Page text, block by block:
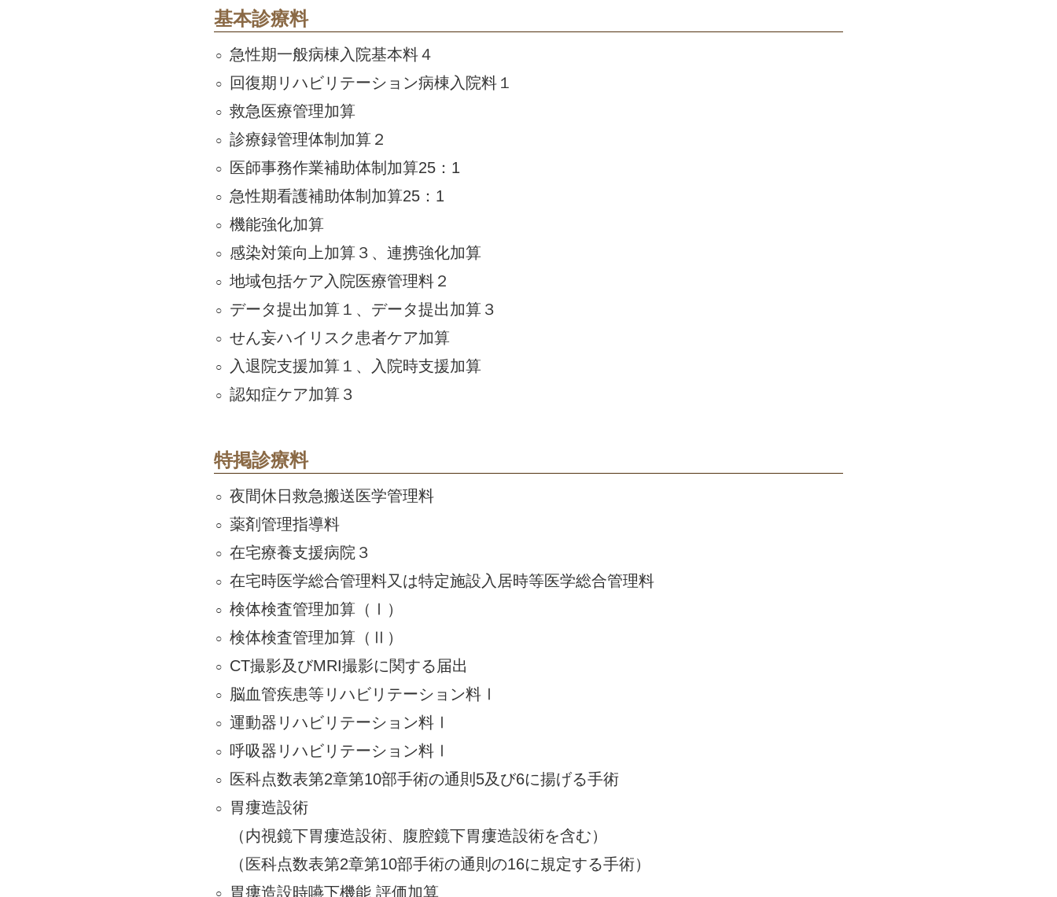
基本診療料
急性期一般病棟入院基本料４
回復期リハビリテーション病棟入院料１
救急医療管理加算
診療録管理体制加算２
医師事務作業補助体制加算25：1
急性期看護補助体制加算25：1
機能強化加算
感染対策向上加算３、連携強化加算
地域包括ケア入院医療管理料２
データ提出加算１、データ提出加算３
せん妄ハイリスク患者ケア加算
入退院支援加算１、入院時支援加算
認知症ケア加算３
特掲診療料
夜間休日救急搬送医学管理料
薬剤管理指導料
在宅療養支援病院３
在宅時医学総合管理料又は特定施設入居時等医学総合管理料
検体検査管理加算（Ⅰ）
検体検査管理加算（Ⅱ）
CT撮影及びMRI撮影に関する届出
脳血管疾患等リハビリテーション料Ⅰ
運動器リハビリテーション料Ⅰ
呼吸器リハビリテーション料Ⅰ
医科点数表第2章第10部手術の通則5及び6に揚げる手術
胃瘻造設術
（内視鏡下胃瘻造設術、腹腔鏡下胃瘻造設術を含む）
（医科点数表第2章第10部手術の通則の16に規定する手術）
胃瘻造設時嚥下機能 評価加算